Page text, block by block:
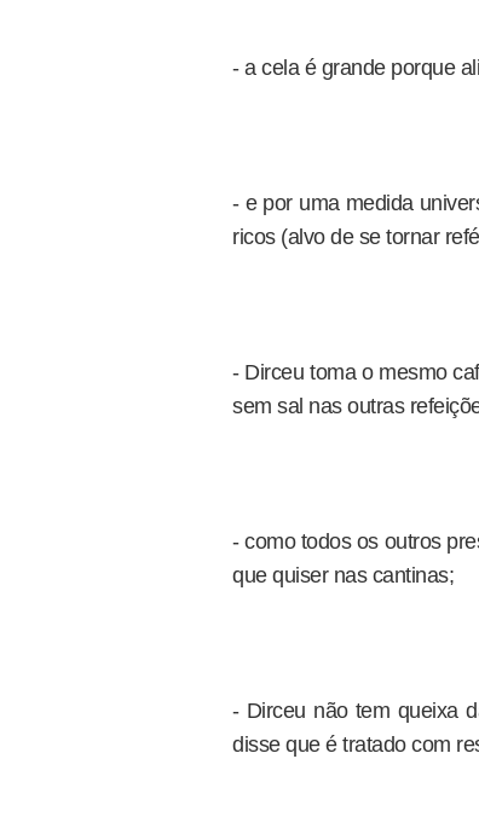
- a cela é grande porque
- e por uma medida
ricos (alvo de se tornar
- Dirceu toma o mesmo
sem sal nas outras
- como todos os outros
que quiser nas cantinas;
- Dirceu não tem queixa
disse que é tratado com